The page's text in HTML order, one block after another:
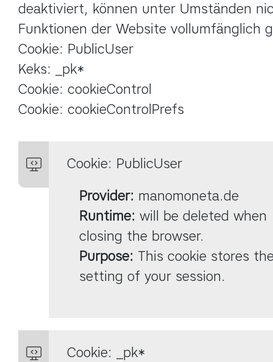
deaktiviert, können unter Umständen
Funktionen der Website vollumfänglich
Cookie: PublicUser
Keks: _pk*
Cookie: cookieControl
Cookie: cookieControlPrefs
Cookie: PublicUser
Provider:
Runtime: will be deleted when
Purpose: This cookie stores
setting of your session.
Cookie: _pk*